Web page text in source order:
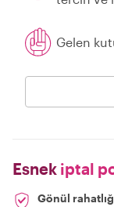
Gelen
Esnek iptal
Gönül